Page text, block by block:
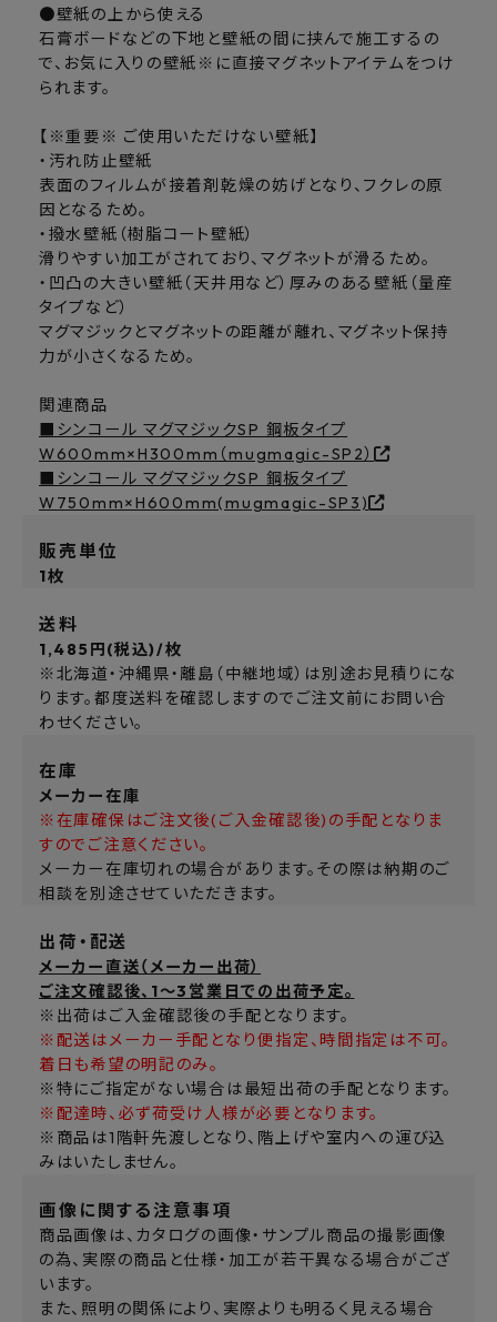
●壁紙の上から使える
石膏ボードなどの下地と壁紙の間に挟んで施工するの
で、お気に入りの壁紙※に直接マグネットアイテムをつけ
られます。
【※重要※ ご使用いただけない壁紙】
・汚れ防止壁紙
表面のフィルムが接着剤乾燥の妨げとなり、フクレの原
因となるため。
・撥水壁紙（樹脂コート壁紙）
滑りやすい加工がされており、マグネットが滑るため。
・凹凸の大きい壁紙（天井用など）厚みのある壁紙（量産
タイプなど）
マグマジックとマグネットの距離が離れ、マグネット保持
力が小さくなるため。
関連商品
■シンコール マグマジックSP 鋼板タイプ
W600mm×H300mm（mugmagic-SP2）
■シンコール マグマジックSP 鋼板タイプ
W750mm×H600mm(mugmagic-SP3)
販売単位
1枚
送料
1,485円(税込)/枚
※北海道・沖縄県・離島（中継地域）は別途お見積りにな
ります。都度送料を確認しますのでご注文前にお問い合
わせください。
在庫
メーカー在庫
※在庫確保はご注文後(ご入金確認後)の手配となりま
すのでご注意ください。
メーカー在庫切れの場合があります。その際は納期のご
相談を別途させていただきます。
出荷・配送
メーカー直送（メーカー出荷）
ご注文確認後、1～3営業日での出荷予定。
※出荷はご入金確認後の手配となります。
※配送はメーカー手配となり便指定、時間指定は不可。
着日も希望の明記のみ。
※特にご指定がない場合は最短出荷の手配となります。
※配達時、必ず荷受け人様が必要となります。
※商品は1階軒先渡しとなり、階上げや室内への運び込
みはいたしません。
画像に関する注意事項
商品画像は、カタログの画像・サンプル商品の撮影画像
の為、実際の商品と仕様・加工が若干異なる場合がござ
います。
また、照明の関係により、実際よりも明るく見える場合